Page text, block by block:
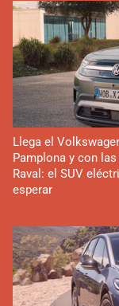
Llega el
Pamplona y con
Raval: el SUV
esperar